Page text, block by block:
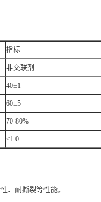
指标
非交联剂
40±1
60±5
70-80%
<1.0
、耐撕裂等性能。